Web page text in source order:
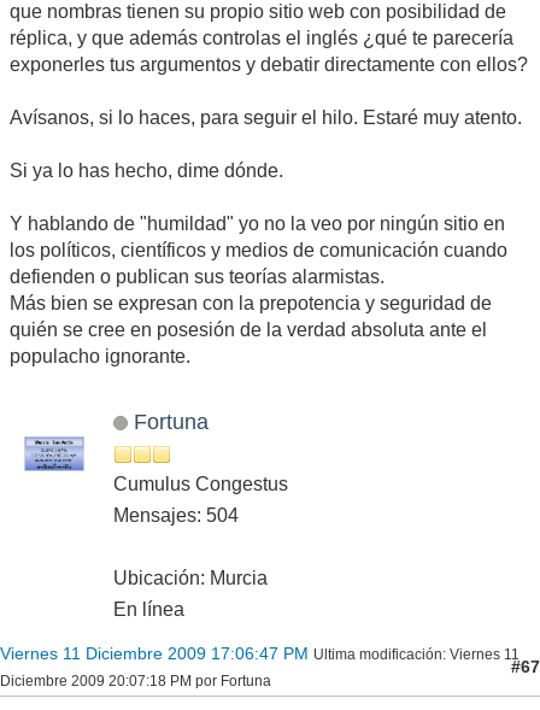
que nombras tienen su propio sitio web con posibilidad de
réplica, y que además controlas el inglés ¿qué te parecería
exponerles tus argumentos y debatir directamente con ellos?
Avísanos, si lo haces, para seguir el hilo. Estaré muy atento.
Si ya lo has hecho, dime dónde.
Y hablando de "humildad" yo no la veo por ningún sitio en
los políticos, científicos y medios de comunicación cuando
defienden o publican sus teorías alarmistas.
Más bien se expresan con la prepotencia y seguridad de
quién se cree en posesión de la verdad absoluta ante el
populacho ignorante.
Fortuna
Cumulus Congestus
Mensajes: 504
Ubicación: Murcia
En línea
Viernes 11 Diciembre 2009 17:06:47 PM Ultima modificación: Viernes 11
Diciembre 2009 20:07:18 PM por Fortuna
#67